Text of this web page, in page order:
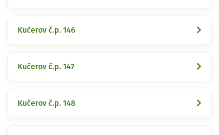
Kučerov č.p. 146
Kučerov č.p. 147
Kučerov č.p. 148